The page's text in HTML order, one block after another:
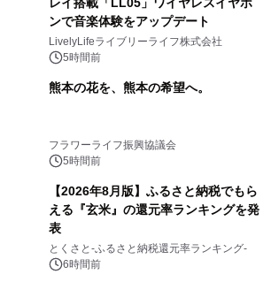
レイ搭載「LL05」ワイヤレスイヤホ
ンで音楽体験をアップデート
LivelyLifeライブリーライフ株式会社
5時間前
熊本の花を、熊本の希望へ。
フラワーライフ振興協議会
5時間前
【2026年8月版】ふるさと納税でもら
える『玄米』の還元率ランキングを発
表
とくさと-ふるさと納税還元率ランキング-
6時間前